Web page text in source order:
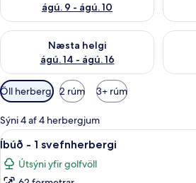
ágú. 9 - ágú. 10
Næsta helgi
ágú. 14 - ágú. 16
Athuga framboð næstu helgi ágú. 14 -
Síur
í
boði
fyrir
herbergi
Öll herbergi 2 rúm 3+ rúm
Sýni 4 af 4 herbergjum
Skoða
allar
myndir
Íbúð -
11
Íbúð - 1 svefnherbergi
Útsýni yfir golfvöll